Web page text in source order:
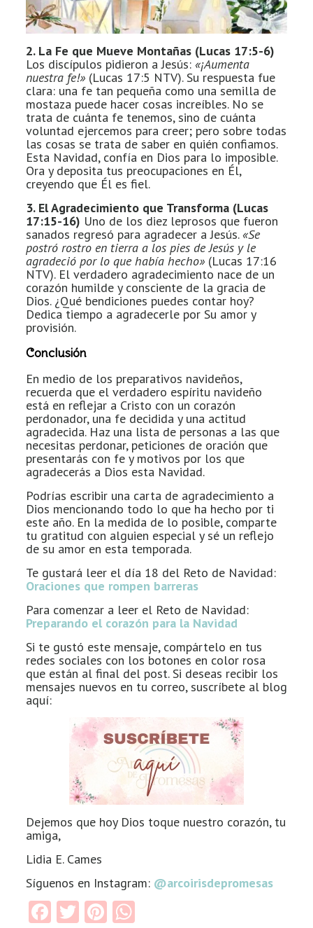
2. La Fe que Mueve Montañas (Lucas 17:5-6)
Los discípulos pidieron a Jesús: «¡Aumenta
nuestra fe!»(Lucas 17:5 NTV). Su respuesta fue
clara: una fe tan pequeña como una semilla de
mostaza puede hacer cosas increíbles. No se
trata de cuánta fe tenemos, sino de cuánta
voluntad ejercemos para creer; pero sobre todas
las cosas se trata de saber en quién confiamos.
Esta Navidad, confía en Dios para lo imposible.
Ora y deposita tus preocupaciones en Él,
creyendo que Él es fiel.
3. El Agradecimiento que Transforma (Lucas
17:15-16) Uno de los diez leprosos que fueron
sanados regresó para agradecer a Jesús.«Se
postró rostro en tierra a los pies de Jesús y le
agradeció por lo que había hecho»(Lucas 17:16
NTV). El verdadero agradecimiento nace de un
corazón humilde y consciente de la gracia de
Dios. ¿Qué bendiciones puedes contar hoy?
Dedica tiempo a agradecerle por Su amor y
provisión.
Conclusión
En medio de los preparativos navideños,
recuerda que el verdadero espíritu navideño
está en reflejar a Cristo con un corazón
perdonador, una fe decidida y una actitud
agradecida. Haz una lista de personas a las que
necesitas perdonar, peticiones de oración que
presentarás con fe y motivos por los que
agradecerás a Dios esta Navidad.
Podrías escribir una carta de agradecimiento a
Dios mencionando todo lo que ha hecho por ti
este año. En la medida de lo posible, comparte
tu gratitud con alguien especial y sé un reflejo
de su amor en esta temporada.
Te gustará leer el día 18 del Reto de Navidad:
Oraciones que rompen barreras
Para comenzar a leer el Reto de Navidad:
Preparando el corazón para la Navidad
Si te gustó este mensaje, compártelo en tus
redes sociales con los botones en color rosa
que están al final del post. Si deseas recibir los
mensajes nuevos en tu correo, suscríbete al blog
aquí:
Dejemos que hoy Dios toque nuestro corazón, tu
amiga,
Lidia E. Cames
Síguenos en Instagram: @arcoirisdepromesas
Facebook
TwitterPinterest
WhatsApp